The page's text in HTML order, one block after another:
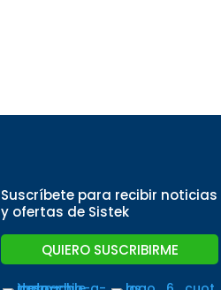
Suscríbete para recibir noticias
y ofertas de Sistek
QUIERO SUSCRIBIRME